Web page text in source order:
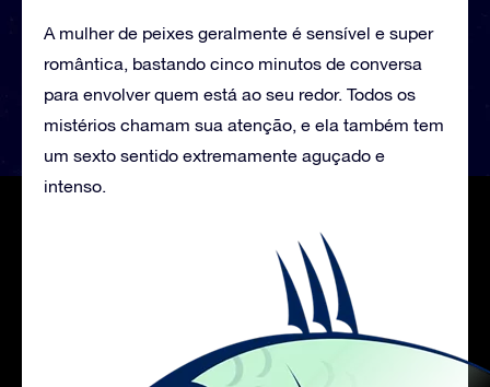
A mulher de peixes geralmente é sensível e super
romântica, bastando cinco minutos de conversa
para envolver quem está ao seu redor. Todos os
mistérios chamam sua atenção, e ela também tem
um sexto sentido extremamente aguçado e
intenso.